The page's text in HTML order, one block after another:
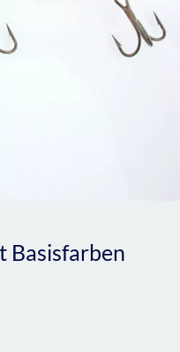
Basisfarben